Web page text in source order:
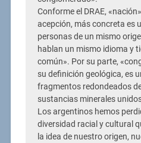
Conforme el DRAE,
acepción, más concreta es
personas de un mismo
hablan un mismo idioma y
común». Por su parte,
su definición geológica, es
fragmentos redondeados
sustancias minerales
Los argentinos hemos
diversidad racial y cultural
la idea de nuestro origen,